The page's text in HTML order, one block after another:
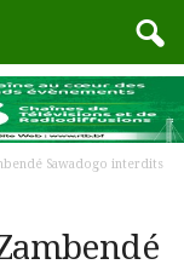
Sawadogo interdits